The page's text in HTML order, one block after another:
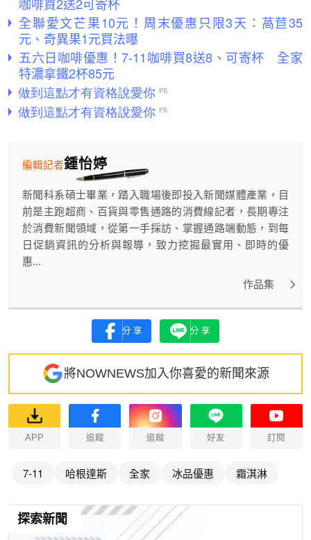
全聯愛文芒果10元！周末優惠只限3天：萵苣35
元、奇異果1元買法曝
五六日咖啡優惠！7-11咖啡買8送8、可寄杯 全家
特濃拿鐵2杯85元
鍾怡婷
編輯記者
新聞科系碩士畢業，踏入職場後即投入新聞媒體產業，目
前是主跑超商、百貨與零售通路的消費線記者，長期專注
於消費新聞領域，從第一手採訪、掌握通路端動態，到每
日促銷資訊的分析與報導，致力挖掘最實用、即時的優
惠...
作品集
分享 分享
將NOWNEWS加入你喜愛的新聞來源
APP 追蹤 追蹤 好友 訂閱
7-11 哈根達斯 全家 冰品優惠 霜淇淋
探索新聞